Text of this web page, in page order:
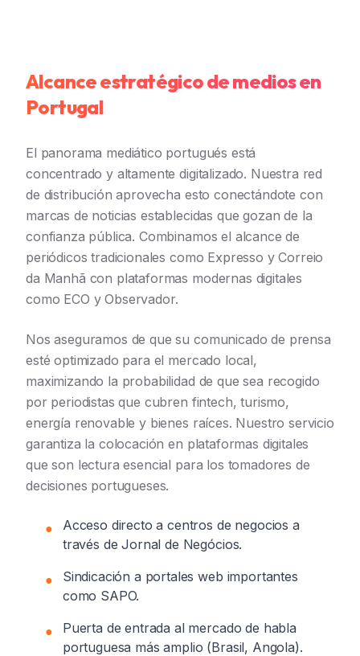
Alcance estratégico de medios en
Portugal
El panorama mediático portugués está
concentrado y altamente digitalizado. Nuestra red
de distribución aprovecha esto conectándote con
marcas de noticias establecidas que gozan de la
confianza pública. Combinamos el alcance de
periódicos tradicionales como Expresso y Correio
da Manhã con plataformas modernas digitales
como ECO y Observador.
Nos aseguramos de que su comunicado de prensa
esté optimizado para el mercado local,
maximizando la probabilidad de que sea recogido
por periodistas que cubren fintech, turismo,
energía renovable y bienes raíces. Nuestro servicio
garantiza la colocación en plataformas digitales
que son lectura esencial para los tomadores de
decisiones portugueses.
●
Acceso directo a centros de negocios a
través de Jornal de Negócios.
●
Sindicación a portales web importantes
como SAPO.
●
Puerta de entrada al mercado de habla
portuguesa más amplio (Brasil, Angola).